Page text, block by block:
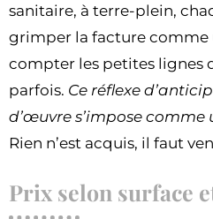
sanitaire, à terre-plein,
grimper la facture comme
compter les petites lignes
parfois. Ce réflexe
d’œuvre s’impose comme
Rien n’est acquis, il faut
Prix selon surface